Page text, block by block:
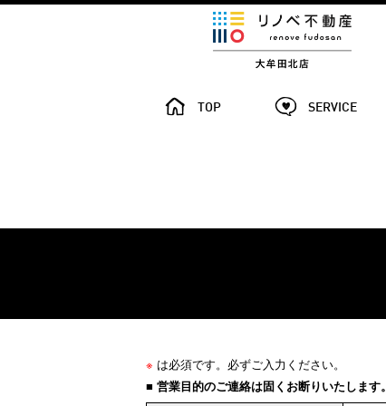
TOP SERVICE
※ は必須です。必ずご入力ください。
■ 営業目的のご連絡は固くお断りいたします。